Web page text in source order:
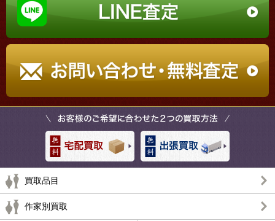
買取品目
作家別買取